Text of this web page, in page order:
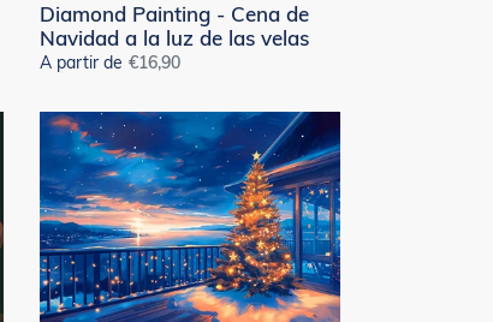
Diamond Painting - Cena de
Navidad a la luz de las velas
A partir de Precio
€16,90
Diamond
Painting
-
Terraza
navideña
brillante
40x50cm
con